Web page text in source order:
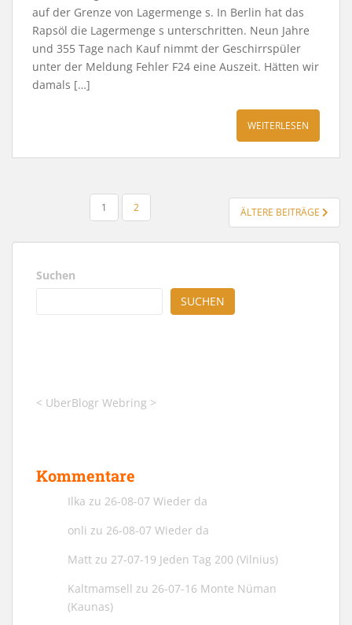
auf der Grenze von Lagermenge s. In Berlin hat das
Rapsöl die Lagermenge s unterschritten. Neun Jahre
und 355 Tage nach Kauf nimmt der Geschirrspüler
unter der Meldung Fehler F24 eine Auszeit. Hätten wir
damals […]
WEITERLESEN
SEITENNUMMERIERUNG
BEITRÄGE
1 2 ÄLTERE BEITRÄGE
Suchen
SUCHEN
< UberBlogr Webring >
Kommentare
Ilka zu 26-08-07 Wieder da
onli zu 26-08-07 Wieder da
Matt zu 27-07-19 Jeden Tag 200 (Vilnius)
Kaltmamsell zu 26-07-16 Monte Nüman
(Kaunas)